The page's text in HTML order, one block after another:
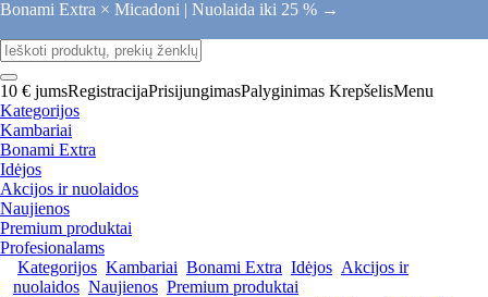
Bonami Extra × Micadoni | Nuolaida iki 25 % →
10 € jumsRegistracijaPrisijungimasPalyginimas KrepšelisMenu
Kategorijos
Kambariai
Bonami Extra
Idėjos
Akcijos ir nuolaidos
Naujienos
Premium produktai
Profesionalams
Kategorijos Kambariai Bonami Extra Idėjos Akcijos ir
nuolaidos Naujienos Premium produktai